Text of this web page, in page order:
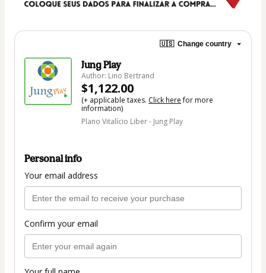
🇺🇸 Change country
Jung Play
Author: Lino Bertrand
$1,122.00
(+ applicable taxes. Click herefor more
information)
Plano Vitalício Liber - Jung Play
Personal info
Your email address
Confirm your email